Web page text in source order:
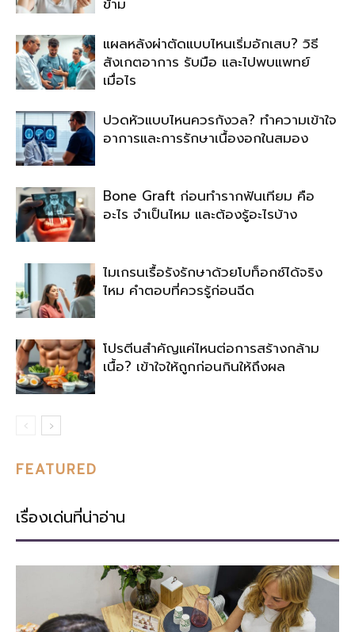
แผลหลังผ่าตัดแบบไหนเริ่มอักเสบ? วิธี
สังเกตอาการ รับมือ และไปพบแพทย์
เมื่อไร
ปวดหัวแบบไหนควรกังวล? ทำความเข้าใจ
อาการและการรักษาเนื้องอกในสมอง
Bone Graft ก่อนทำรากฟันเทียม คือ
อะไร จำเป็นไหม และต้องรู้อะไรบ้าง
ไมเกรนเรื้อรังรักษาด้วยโบท็อกซ์ได้จริง
ไหม คำตอบที่ควรรู้ก่อนฉีด
โปรตีนสำคัญแค่ไหนต่อการสร้างกล้าม
เนื้อ? เข้าใจให้ถูกก่อนกินให้ถึงผล
FEATURED
เรื่องเด่นที่น่าอ่าน